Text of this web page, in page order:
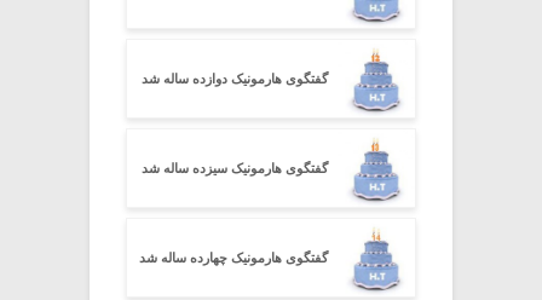
گفتگوی هارمونیک دوازده ساله شد
گفتگوی هارمونیک سیزده ساله شد
گفتگوی هارمونیک چهارده ساله شد